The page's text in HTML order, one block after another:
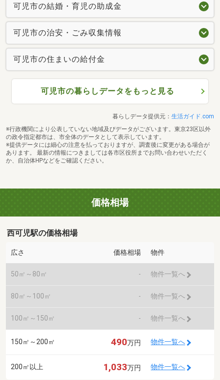
可児市の結婚・育児の助成金
可児市の治安・ごみ収集情報
可児市の住まいの給付金
可児市の暮らしデータをもっと見る
暮らしデータ提供元： 生活ガイド.com
※行政機関により公表していない地域及びデータがございます。東京23区以外
の政令指定都市は、市全体のデータとして表示しています。
※提供データには細心の注意を払っておりますが、調査後に変更がある場合が
あります。 最新の情報につきましては各市区役所までお問い合わせいただく
か、自治体HPなどをご確認ください。
価格相場
西可児駅の価格相場
広さ 価格相場 物件
50㎡～80㎡ - 物件一覧へ
80㎡～100㎡ - 物件一覧へ
100㎡～150㎡ - 物件一覧へ
150㎡～200㎡ 490万円 物件一覧へ
200㎡以上 1,033万円 物件一覧へ